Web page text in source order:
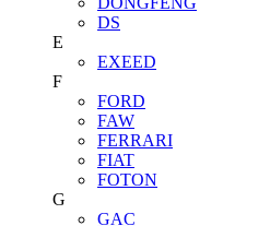
DS
E
EXEED
F
FORD
FAW
FERRARI
FIAT
FOTON
G
GAC